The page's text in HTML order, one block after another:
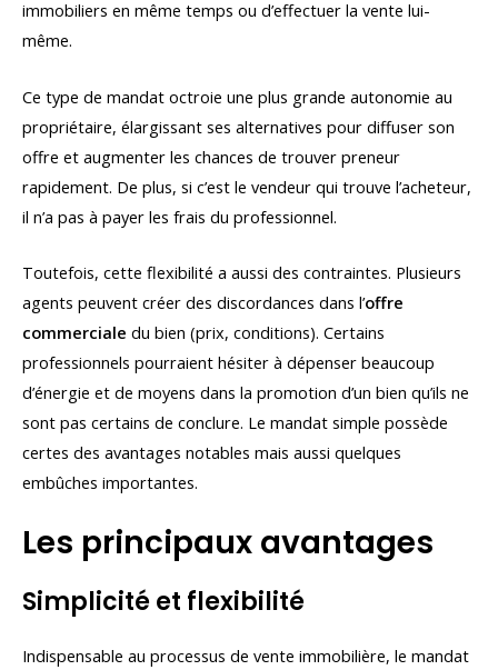
immobiliers en même temps ou d’effectuer la vente lui-
même.
Ce type de mandat octroie une plus grande autonomie au
propriétaire, élargissant ses alternatives pour diffuser son
offre et augmenter les chances de trouver preneur
rapidement. De plus, si c’est le vendeur qui trouve l’acheteur,
il n’a pas à payer les frais du professionnel.
Toutefois, cette flexibilité a aussi des contraintes. Plusieurs
agents peuvent créer des discordances dans l’offre
commerciale du bien (prix, conditions). Certains
professionnels pourraient hésiter à dépenser beaucoup
d’énergie et de moyens dans la promotion d’un bien qu’ils ne
sont pas certains de conclure. Le mandat simple possède
certes des avantages notables mais aussi quelques
embûches importantes.
Les principaux avantages
Simplicité et flexibilité
Indispensable au processus de vente immobilière, le mandat